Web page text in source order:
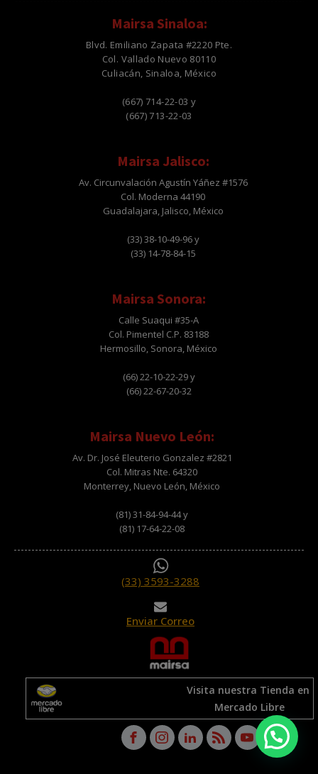
Mairsa Sinaloa:
Blvd. Emiliano Zapata #2220 Pte.
Col. Vallado Nuevo 80110
Culiacán, Sinaloa, México
(667) 714-22-03 y
(667) 713-22-03
Mairsa Jalisco:
Av. Circunvalación Agustín Yáñez #1576
Col. Moderna 44190
Guadalajara, Jalisco, México
(33) 38-10-49-96 y
(33) 14-78-84-15
Mairsa Sonora:
Calle Suaqui #35-A
Col. Pimentel C.P. 83188
Hermosillo, Sonora, México
(66) 22-10-22-29 y
(66) 22-67-20-32
Mairsa Nuevo León:
Av. Dr. José Eleuterio Gonzalez #2821
Col. Mitras Nte. 64320
Monterrey, Nuevo León, México
(81) 31-84-94-44 y
(81) 17-64-22-08
(33) 3593-3288
Enviar Correo
Visita nuestra Tienda en
Mercado Libre